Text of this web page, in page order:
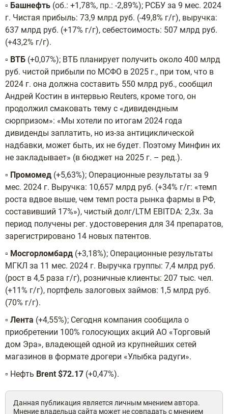
▫️ Башнефть (об.: +1,78%, пр.: -2,89%); РСБУ за 9 мес. 2024
г. Чистая прибыль: 73,9 млрд руб. (-49,8% г/г), выручка:
637 млрд руб. (+17% г/г), себестоимость: 507 млрд руб.
(+43,2% г/г).
▫️ ВТБ (+0,07%); ВТБ планирует получить около 400 млрд
руб. чистой прибыли по МСФО в 2025 г., при том, что в
2024 г. она должна составить 550 млрд руб., сообщил
Андрей Костин в интервью Reuters, кроме того, он
продолжил смаковать тему с «дивидендным
сюрпризом»: «Мы хотели по итогам 2024 года
дивиденды заплатить, но из-за антициклической
надбавки, может быть, их не будет. Поэтому Минфин их
не закладывает» (в бюджет на 2025 г. – ред.).
▫️ Промомед (+5,63%); Операционные результаты за 9
мес. 2024 г. Выручка: 10,657 млрд руб. (+34% г/г: «темп
роста вдвое выше, чем темп роста рынка фармы в РФ,
составивший 17%»), чистый долг/LTM EBITDA: 2,3х. За
период получены рег. удостоверения для 34 препаратов,
зарегистрировано 14 новых патентов.
▫️ Мосгорломбард (+3,18%); Операционные результаты
МГКЛ за 11 мес. 2024 г. Выручка группы: 7,4 млрд руб.
(рост в 4,5 раза г/г), розничные клиенты: 207 тыс. чел.
(+11% г/г), портфель залоговых займов: 1,5 млрд руб.
(70% г/г).
▫️ Лента (+4,55%); Сегодня компания сообщила о
приобретении 100% голосующих акций АО «Торговый
дом Эра», владеющей одной из крупнейших сетей
магазинов в формате дрогери «Улыбка радуги».
▫️ Нефть Brent $72.17 (+0,47%).
Данная публикация является личным мнением автора.
Мнение владельца сайта может не совпадать с мнением